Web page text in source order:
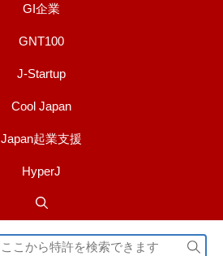
GI企業
GNT100
J-Startup
Cool Japan
Japan起業支援
HyperJ
検
索